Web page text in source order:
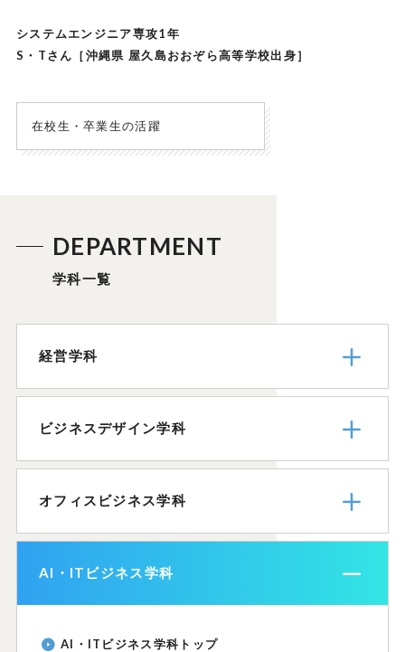
システムエンジニア専攻1年
S・Tさん［沖縄県 屋久島おおぞら高等学校出身］
在校生・卒業生の活躍
DEPARTMENT
学科一覧
経営学科
ビジネスデザイン学科
オフィスビジネス学科
AI・ITビジネス学科
AI・ITビジネス学科トップ